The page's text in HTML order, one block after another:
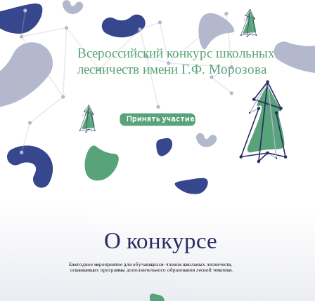
Принять участие
Всероссийский конкурс школьных
лесничеств имени Г.Ф. Морозова
Ежегодное мероприятие для обучающихся- членов школьных лесничеств,
осваивающих программы дополнительного образования лесной тематики.
О конкурсе